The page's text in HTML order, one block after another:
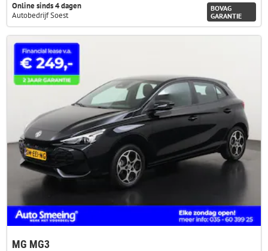
Online sinds 4 dagen
Autobedrijf Soest
BOVAG
GARANTIE
MG MG3